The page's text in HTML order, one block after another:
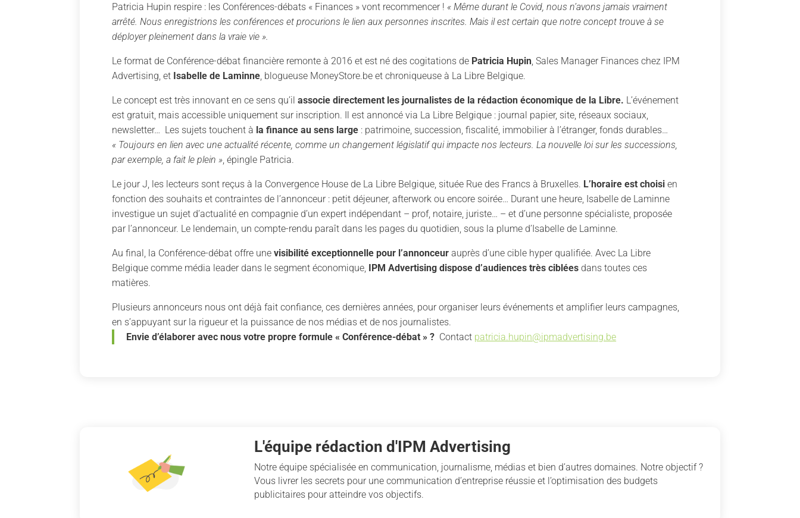
Patricia Hupin respire : les Conférences-débats « Finances » vont recommencer ! « Même durant le Covid, nous n’avons jamais vraiment
arrêté. Nous enregistrions les conférences et procurions le lien aux personnes inscrites. Mais il est certain que notre concept trouve à se
déployer pleinement dans la vraie vie ».
Le format de Conférence-débat financière remonte à 2016 et est né des cogitations de Patricia Hupin, Sales Manager Finances chez IPM
Advertising, et Isabelle de Laminne, blogueuse MoneyStore.be et chroniqueuse à La Libre Belgique.
Le concept est très innovant en ce sens qu’ilassocie directement les journalistes de la rédaction économique de la Libre. L’événement
est gratuit, mais accessible uniquement sur inscription. Il est annoncé via La Libre Belgique : journal papier, site, réseaux sociaux,
newsletter… Les sujets touchent à la finance au sens large : patrimoine, succession, fiscalité, immobilier à l’étranger, fonds durables…
« Toujours en lien avec une actualité récente, comme un changement législatif qui impacte nos lecteurs. La nouvelle loi sur les successions,
par exemple, a fait le plein », épingle Patricia.
Le jour J, les lecteurs sont reçus à la Convergence House de La Libre Belgique, située Rue des Francs à Bruxelles. L’horaire est choisi en
fonction des souhaits et contraintes de l’annonceur : petit déjeuner, afterwork ou encore soirée… Durant une heure, Isabelle de Laminne
investigue un sujet d’actualité en compagnie d’un expert indépendant – prof, notaire, juriste… – et d’une personne spécialiste, proposée
par l’annonceur. Le lendemain, un compte-rendu paraît dans les pages du quotidien, sous la plume d’Isabelle de Laminne.
Au final, la Conférence-débat offre unevisibilité exceptionnelle pour l’annonceur auprès d’une cible hyper qualifiée. Avec La Libre
Belgique comme média leader dans le segment économique,
IPM Advertising dispose d’audiences très ciblées dans toutes ces
matières.
Plusieurs annonceurs nous ont déjà fait confiance, ces dernières années, pour organiser leurs événements et amplifier leurs campagnes,
en s’appuyant sur la rigueur et la puissance de nos médias et de nos journalistes.
Envie d’élaborer avec nous votre propre formule « Conférence-débat » ? Contact patricia.hupin@ipmadvertising.be
L'équipe rédaction d'IPM Advertising
Notre équipe spécialisée en communication, journalisme, médias et bien d’autres domaines. Notre objectif ?
Vous livrer les secrets pour une communication d’entreprise réussie et l’optimisation des budgets
publicitaires pour atteindre vos objectifs.